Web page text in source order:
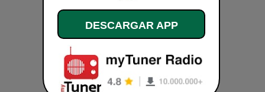
DESCARGAR APP